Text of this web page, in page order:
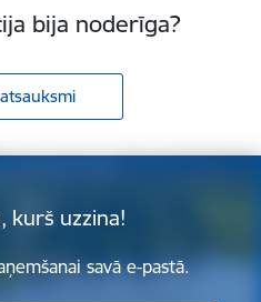
bija noderīga?
kurš uzzina!
savā e-pastā.